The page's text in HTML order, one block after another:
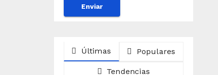
Últimas Populares
Tendencias